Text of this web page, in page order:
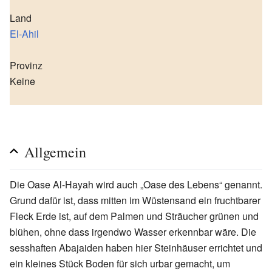
Land
El-Ahil
Provinz
Keine
Allgemein
Die Oase Al-Hayah wird auch „Oase des Lebens“ genannt.
Grund dafür ist, dass mitten im Wüstensand ein fruchtbarer
Fleck Erde ist, auf dem Palmen und Sträucher grünen und
blühen, ohne dass irgendwo Wasser erkennbar wäre. Die
sesshaften Abajaiden haben hier Steinhäuser errichtet und
ein kleines Stück Boden für sich urbar gemacht, um